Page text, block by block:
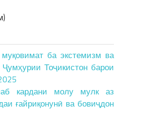
ба экстемизм ва
Тоҷикистон барои
кардани молу мулк аз
ғайриқонунӣ ва бовиҷдон